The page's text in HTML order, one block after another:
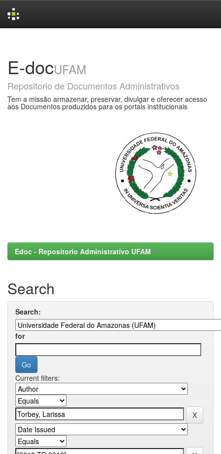
E-docUFAM
Repositorio de Documentos Administrativos
Tem a missão armazenar, preservar, divulgar e oferecer acesso
aos Documentos produzidos para os portais institucionais
Edoc - Repositorio Administrativo UFAM
Search
Search:
for
Current filters: